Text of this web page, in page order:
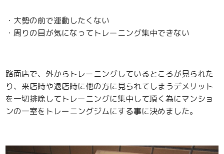
・大勢の前で運動したくない
・周りの目が気になってトレーニング集中できない
路面店で、外からトレーニングしているところが見られた
り、来店時や退店時に他の方に見られてしまうデメリット
を一切排除してトレーニングに集中して頂く為にマンショ
ンの一室をトレーニングジムにする事に決めました。